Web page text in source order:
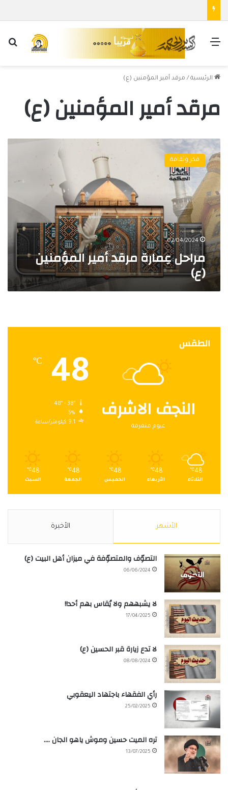
القائمة
الرئيسية / مرقد أمير المؤمنين (ع)
مرقد أمير المؤمنين (ع)
م
ر
ا
ح
ل
عِ
م
ا
ة
م
ر
ق
أ
ر
فكر وثقافة
02/04/2024
مراحل عِمارة مرقد أمير المؤمنين
(ع)
الطقس
النجف الاشرف
غيوم متفرقة
48
℃
5%
9.1 كيلومتر/ساعة
48
℃
الثلاثاء
48
℃
الأربعاء
48
℃
الخميس
48
℃
الجمعة
48
℃
السبت
الأشهر الأخيرة
التصوّف والمتصوّفة في ميزان أهل البيت (ع)
06/06/2024
لا يشبههم ولا يُقاس بهم أحد!!
17/04/2025
لا تدع زيارة قبر الحسين (ع)
08/08/2024
رأي الفقهاء باجتهاد اليعقوبي
25/02/2025
تره الميت حسين وموش ياهو الجان ….
13/07/2025